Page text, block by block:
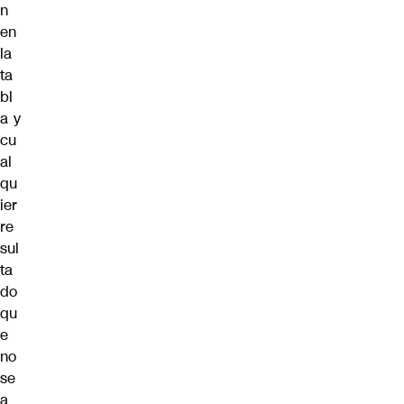
n
en
la
ta
bl
a y
cu
al
qu
ier
re
sul
ta
do
qu
e
no
se
a